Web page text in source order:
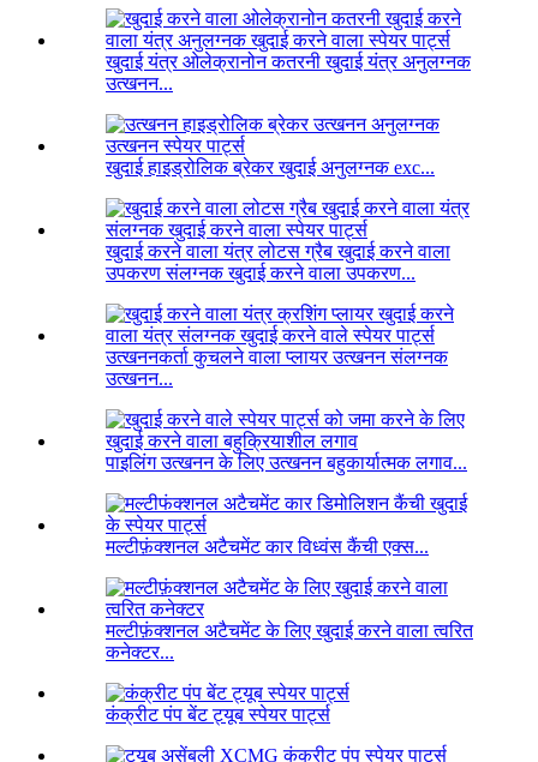
खुदाई यंत्र ओलेक्रानोन कतरनी खुदाई यंत्र अनुलग्नक
उत्खनन...
खुदाई हाइड्रोलिक ब्रेकर खुदाई अनुलग्नक exc...
खुदाई करने वाला यंत्र लोटस ग्रैब खुदाई करने वाला
उपकरण संलग्नक खुदाई करने वाला उपकरण...
उत्खननकर्ता कुचलने वाला प्लायर उत्खनन संलग्नक
उत्खनन...
पाइलिंग उत्खनन के लिए उत्खनन बहुकार्यात्मक लगाव...
मल्टीफ़ंक्शनल अटैचमेंट कार विध्वंस कैंची एक्स...
मल्टीफ़ंक्शनल अटैचमेंट के लिए खुदाई करने वाला त्वरित
कनेक्टर...
कंक्रीट पंप बेंट ट्यूब स्पेयर पार्ट्स